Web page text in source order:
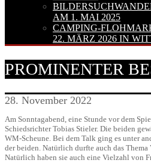
AM 1. MAI 2025
CAMPING-
22. MÄRZ 2026 IN
PROMINENTER
28. November 2022
Am Sonntagabend, eine Stunde vor dem
Schiedsrichter Tobias Stieler. Die beiden
WM-Scheune. Bei dem Talk ging es unter
der beiden. Natürlich durfte auch das
Natürlich haben sie auch eine Vielzahl von